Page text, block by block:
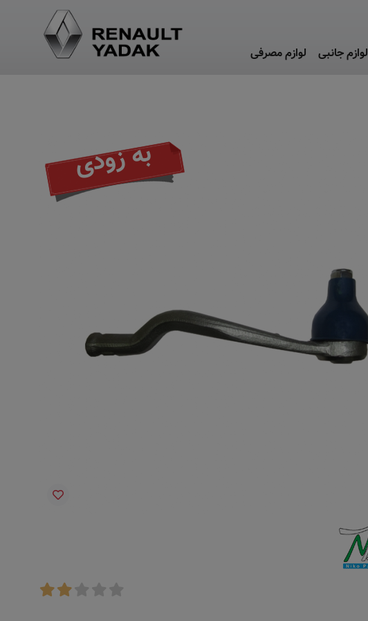
لوازم جانبی لوازم مصرفی
به زودی